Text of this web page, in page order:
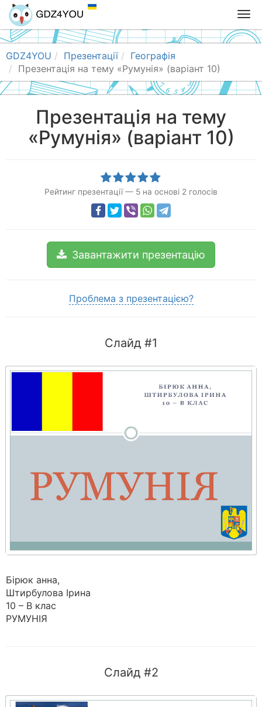
T
o
g
e
n
GDZ4YOU Презентації
Географія
Презентація на тему «Румунія» (варіант 10)
Презентація на тему
«Румунія» (варіант 10)
Рейтинг презентації — 5 на основі 2 голосів
Завантажити презентацію
Проблема з презентацією?
Слайд #1
Бірюк анна,
Штирбулова Ірина
10 – В клас
РУМУНІЯ
Слайд #2